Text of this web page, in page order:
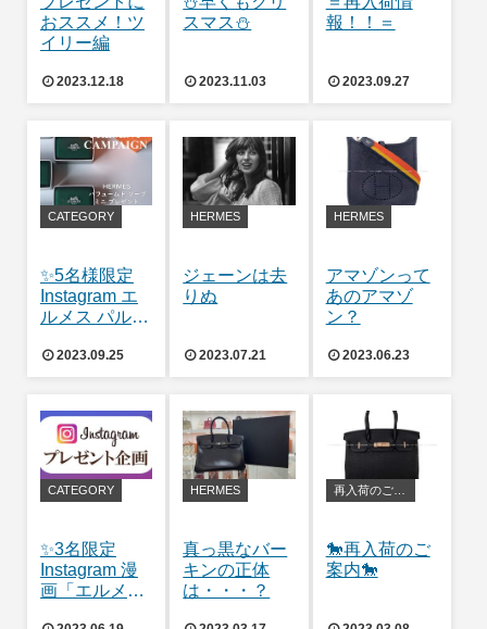
おススメ！ツ
イリー編
2023.12.18
スマス⛄
2023.11.03
報！！＝
2023.09.27
CATEGORY
✨5名様限定
Instagram エ
ルメス パルフ
レゼントキャ
ンペーン✨
2023.09.25
HERMES
ジェーンは去
りぬ
2023.07.21
HERMES
アマゾンって
あのアマゾ
ン？
2023.06.23
CATEGORY
✨3名限定
Instagram 漫
画「エルメス
HERMES
真っ黒なバー
キンの正体
は・・・？
再入荷のご案内
🐎再入荷のご
案内🐎